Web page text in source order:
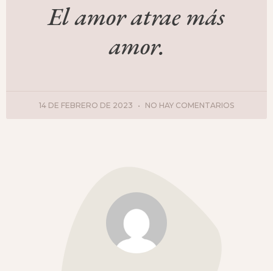
El amor atrae más
amor.
14 DE FEBRERO DE 2023 NO HAY COMENTARIOS